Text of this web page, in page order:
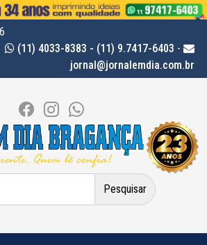
(11) 4033-8383 - (11) 9.7417-6403 -
jornal@jornalemdia.com.br